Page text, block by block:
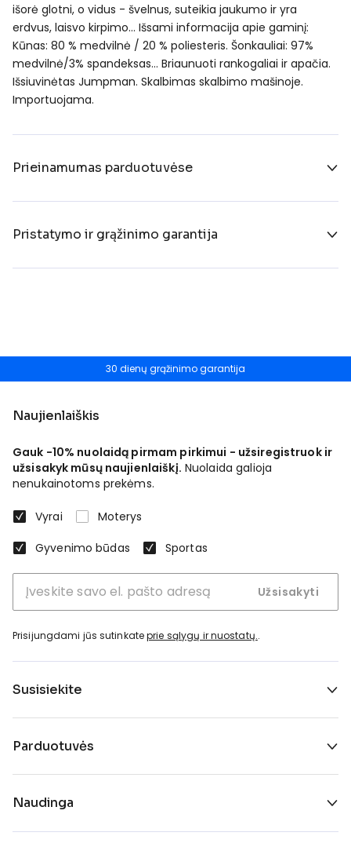
išorė glotni, o vidus - švelnus, suteikia jaukumo ir yra
erdvus, laisvo kirpimo… Išsami informacija apie gaminį:
Kūnas: 80 % medvilnė / 20 % poliesteris. Šonkauliai: 97%
medvilnė/3% spandeksas… Briaunuoti rankogaliai ir apačia.
Išsiuvinėtas Jumpman. Skalbimas skalbimo mašinoje.
Importuojama.
Prieinamumas parduotuvėse
Pristatymo ir grąžinimo garantija
30 dienų grąžinimo garantija
Naujienlaiškis
Gauk -10% nuolaidą pirmam pirkimui - užsiregistruok ir
užsisakyk mūsų naujienlaiškį. Nuolaida galioja
nenukainotoms prekėms.
Vyrai
Moterys
Gyvenimo būdas
Sportas
Užsisakyti
Prisijungdami jūs sutinkateprie sąlygų ir nuostatų..
Susisiekite
Parduotuvės
Naudinga